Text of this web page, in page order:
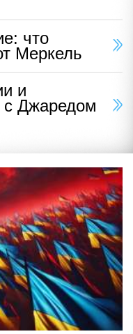
что
Меркель
и
с Джаредом